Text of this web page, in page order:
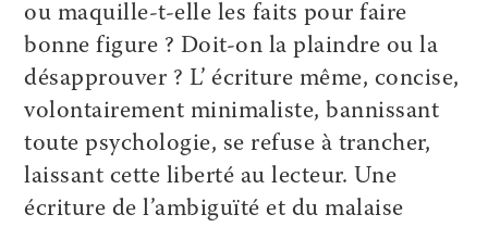
ou maquille-t-elle les faits pour faire
bonne figure ? Doit-on la plaindre ou la
désapprouver ? L’ écriture même, concise,
volontairement minimaliste, bannissant
toute psychologie, se refuse à trancher,
laissant cette liberté au lecteur. Une
écriture de l’ambiguïté et du malaise